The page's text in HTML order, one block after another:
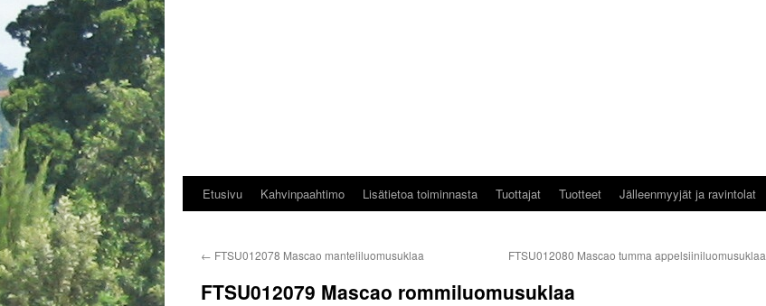
Siirry
Etusivu Kahvinpaahtimo Lisätietoa toiminnasta Tuottajat Tuotteet Jälleenmyyjät ja ravintolat
← FTSU012078 Mascao manteliluomusuklaa FTSU012080 Mascao tumma appelsiiniluomusuklaa
FTSU012079 Mascao rommiluomusuklaa